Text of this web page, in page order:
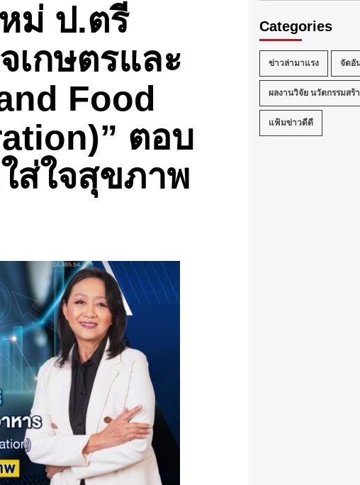
ม่ ป.ตรี
เกษตรและ
Food
ตอบ
ส่ใจสุขภาพ
Categories
ข่าวล่ามาแรง จัดอั
ผลงานวิจัย นวัตกรรมสร้
แฟ้มข่าวดีดี